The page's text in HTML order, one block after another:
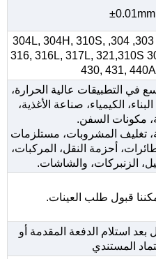
±0.01mm
201, 202, 301, 302, 303, 304, 304L, 304H, 310S,
316, 316L, 317L, 321,310S
430, 431,
في التطبيقات عالية الحرارة،
الكيمياء، صناعة الأغذية،
مكونات السفن.
تغليف المشروبات، مستلزمات
أحزمة النقل، المركبات،
الزنبركات، والشاشات.
يوم عمل بعد استلام الدفعة المقدمة أو
المستندي